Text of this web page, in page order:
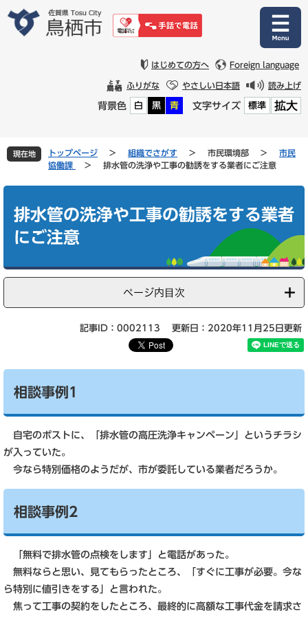
文
はじめての方へ Foreign language
ふりがな やさしい日本語 読み上げ
背景色 白 黒 青 文字サイズ 標準 拡大
現在地 トップページ > 組織でさがす > 市民環境部 >
市民
協働課
> 排水管の洗浄や工事の勧誘をする業者にご注意
排水管の洗浄や工事の勧誘をする業者
にご注意
ページ内目次
記事ID：0002113 更新日：2020年11月25日更新
相談事例1
自宅のポストに、「排水管の高圧洗浄キャンペーン」というチラシ
が入っていた。
今なら特別価格のようだが、市が委託している業者だろうか。
相談事例2
「無料で排水管の点検をします」と電話があった。
無料ならと思い、見てもらったところ、「すぐに工事が必要。今な
ら特別に値引きをする」と言われた。
焦って工事の契約をしたところ、最終的に高額な工事代金を請求さ